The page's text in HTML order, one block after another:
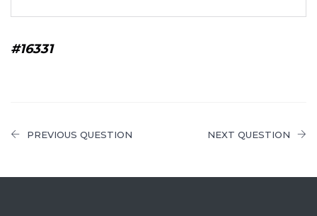
#16331
PREVIOUS QUESTION NEXT QUESTION